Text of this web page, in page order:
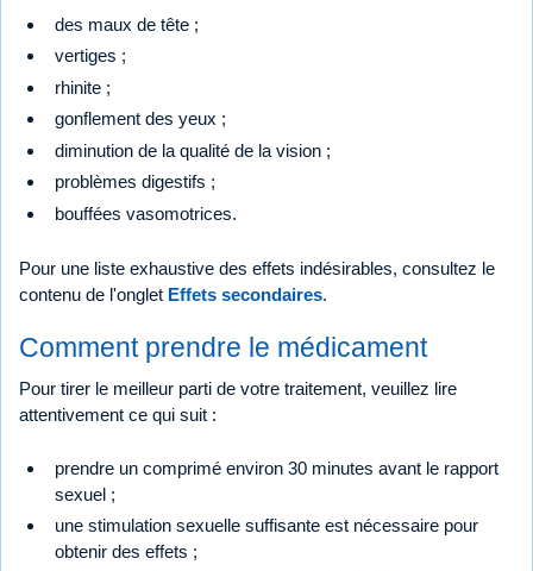
des maux de tête ;
vertiges ;
rhinite ;
gonflement des yeux ;
diminution de la qualité de la vision ;
problèmes digestifs ;
bouffées vasomotrices.
Pour une liste exhaustive des effets indésirables, consultez le
contenu de l'onglet Effets secondaires.
Comment prendre le médicament
Pour tirer le meilleur parti de votre traitement, veuillez lire
attentivement ce qui suit :
prendre un comprimé environ 30 minutes avant le rapport
sexuel ;
une stimulation sexuelle suffisante est nécessaire pour
obtenir des effets ;